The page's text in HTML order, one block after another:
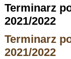
Terminarz
2021/2022
Terminarz
2021/2022